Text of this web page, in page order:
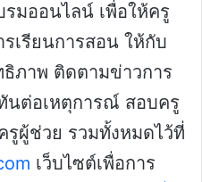
รมออนไลน์ เพื่อให้ครู
เรียนการสอน ให้กับ
ภาพ ติดตามข่าวการ
นต่อเหตุการณ์ สอบครู
ผู้ช่วย รวมทั้งหมดไว้ที่
เว็บไซต์เพื่อการ